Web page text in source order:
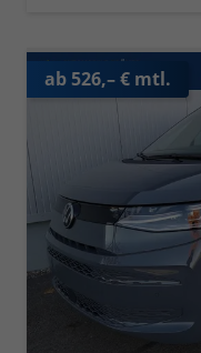
ab 526,– € mtl.